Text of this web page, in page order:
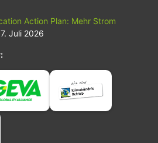
Action Plan: Mehr Strom
Juli 2026